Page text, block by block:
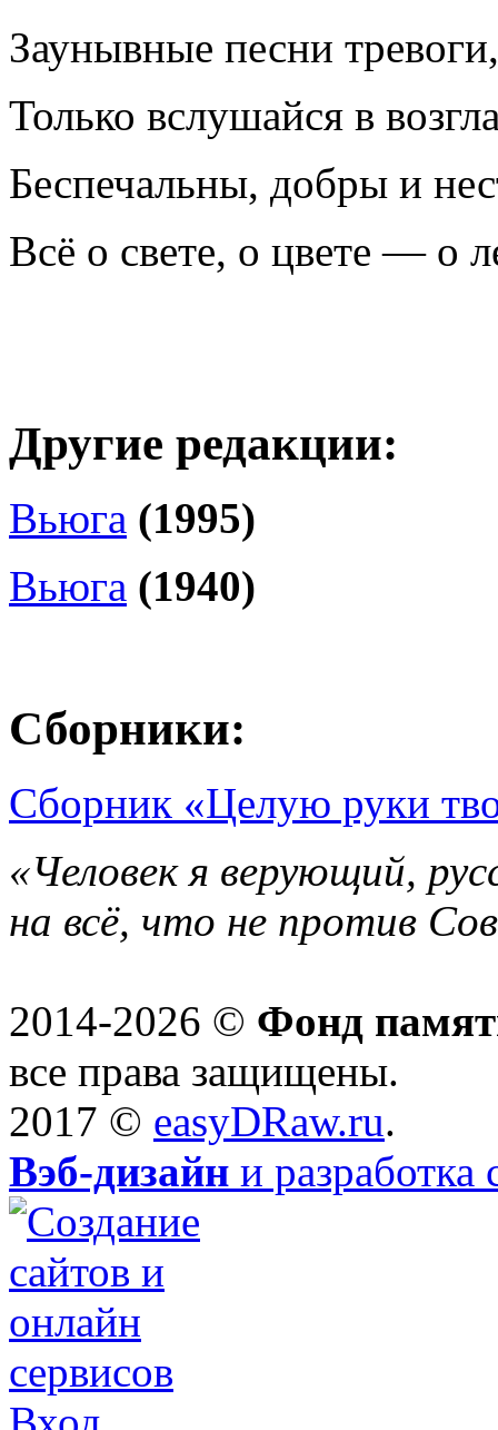
Заунывные песни тревоги,
Только вслушайся в
Беспечальны, добры и
Всё о свете, о цвете — о
Другие редакции:
Вьюга (1995)
Вьюга (1940)
Сборники:
Сборник «Целую руки
«Человек я верующий,
на всё, что не против
2014-2026 © Фонд
все права защищены.
2017 © easyDRaw.ru.
Вэб-дизайн и разработка